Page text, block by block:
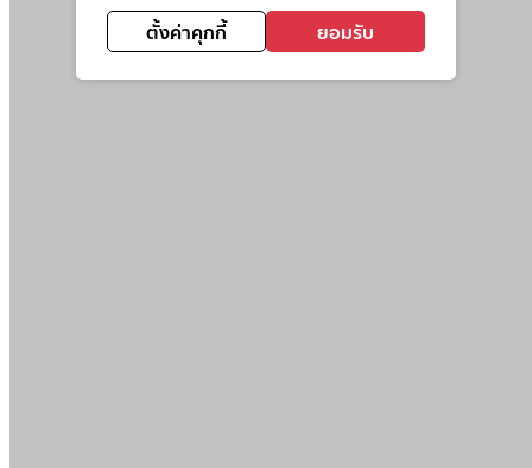
ตั้งค่าคุกกี้ ยอมรับ